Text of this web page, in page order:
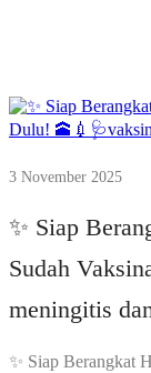
3 November 2025
✨ Siap
Sudah
meningitis
✨ Siap Berangkat